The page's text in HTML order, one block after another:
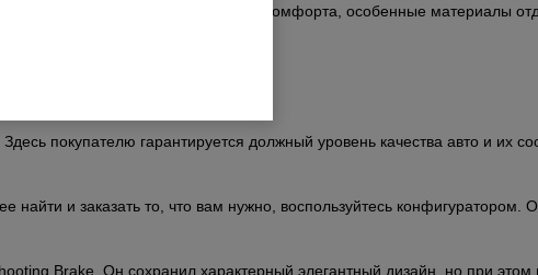
больше: высокий уровень комфорта, особенные материалы
покупателю гарантируется должный уровень качества авто и их
и заказать то, что вам нужно, воспользуйтесь конфигуратором.
Brake. Он сохранил характерный элегантный дизайн, но при